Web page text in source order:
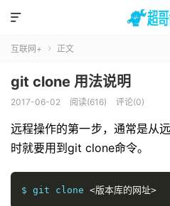

互联网+  正文
git clone 用法说明
2017-06-02 阅读(616) 评论(0)
远程操作的第一步，通常是从
时就要用到git clone命令。
$ git clone <版本库的网址>